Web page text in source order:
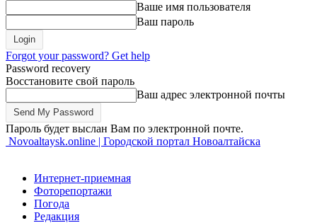
Ваше имя пользователя
Ваш пароль
Forgot your password? Get help
Password recovery
Восстановите свой пароль
Ваш адрес электронной почты
Пароль будет выслан Вам по электронной почте.
Novoaltaysk.online | Городской портал Новоалтайска
Интернет-приемная
Фоторепортажи
Погода
Редакция